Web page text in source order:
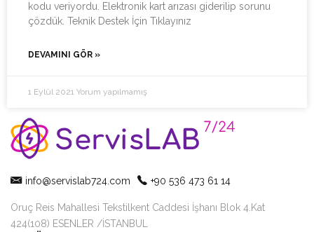
kodu veriyordu. Elektronik kart arızası giderilip sorunu
çözdük. Teknik Destek İçin Tıklayınız
DEVAMINI GÖR »
1 Eylül 2021 Yorum yapılmamış
info@servislab724.com +90 536 473 61 14
Oruç Reis Mahallesi Tekstilkent Caddesi İşhanı Blok 4.Kat
424(108) ESENLER /İSTANBUL